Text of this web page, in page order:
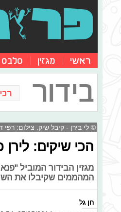
ראשי מגזין סלבס
בידור
© לי בירן - קיבל שיק. צילום: רפי
הכי שיקים:
מגזין הבידור המוביל
המהממים שקיבלו את השיק
חן גל